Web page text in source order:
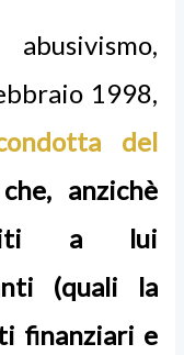
1998,
del
anzichè
a lui
(quali la
finanziari e